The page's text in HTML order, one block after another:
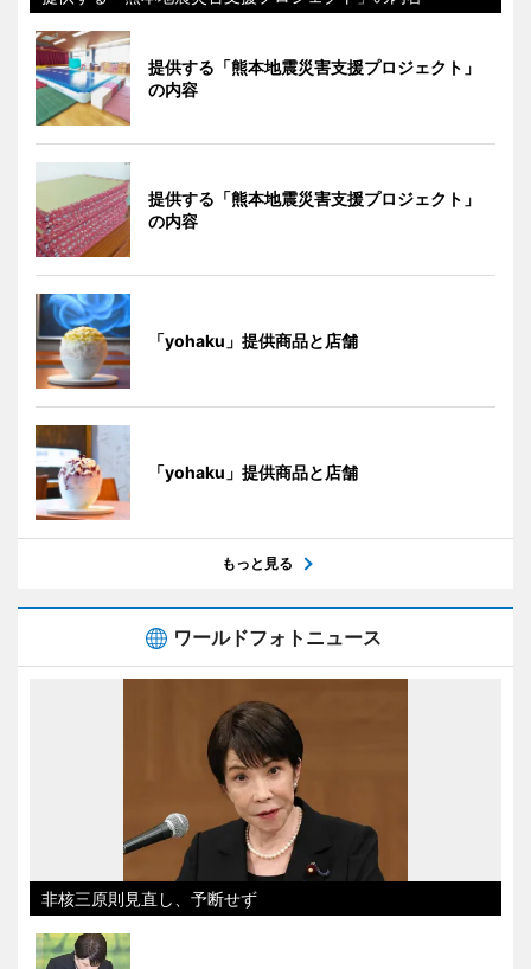
提供する「熊本地震災害支援プロジェクト」
の内容
提供する「熊本地震災害支援プロジェクト」
の内容
「yohaku」提供商品と店舗
「yohaku」提供商品と店舗
もっと見る
ワールドフォトニュース
非核三原則見直し、予断せず